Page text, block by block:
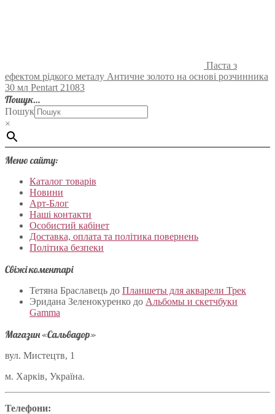
Паста з
ефектом рідкого металу Античне золото на основі розчинника
30 мл Pentart 21083
Пошук…
Пошук
×
Меню сайту:
Каталог товарів
Новини
Арт-Блог
Наші контакти
Особистий кабінет
Доставка, оплата та політика повернень
Політика безпеки
Свіжі коментарі
Тетяна Браславець до Планшеты для акварели Трек
Эридана Зеленокуренко до Альбомы и скетчбуки
Gamma
Магазин «Сальвадор»
вул. Мистецтв, 1
м. Харків, Україна.
Телефони: